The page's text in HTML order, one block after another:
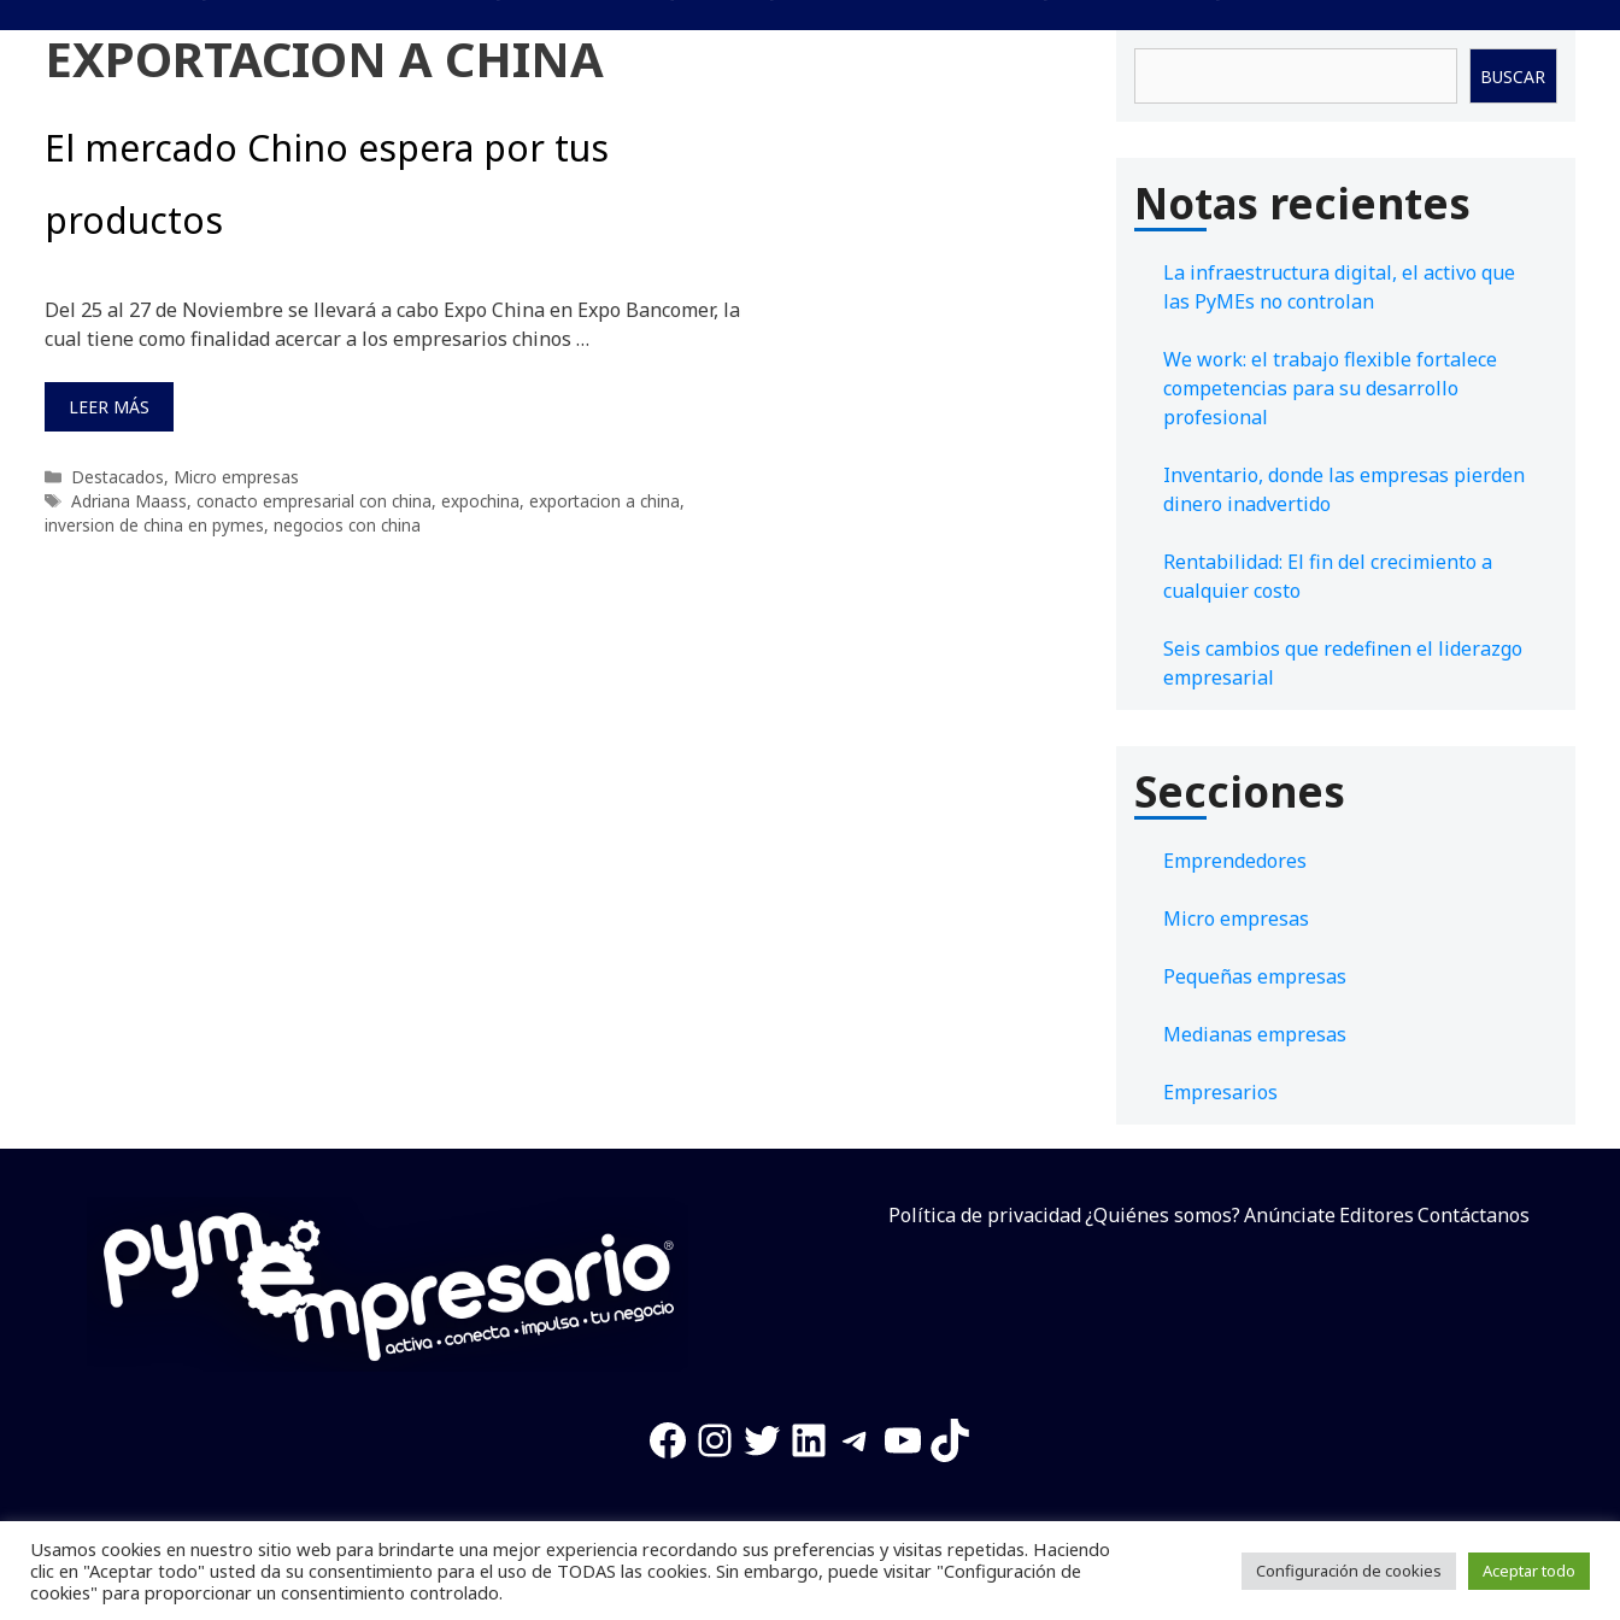
EXPORTACION A CHINA
El mercado Chino espera por tus
productos
Del 25 al 27 de Noviembre se llevará a cabo Expo China en Expo Bancomer, la
cual tiene como finalidad acercar a los empresarios chinos …
LEER MÁS
Categorías
Destacados, Micro empresas
Etiquetas
Adriana Maass, conacto empresarial con china, expochina, exportacion a china,
inversion de china en pymes, negocios con china
BUSCAR
Notas recientes
La infraestructura digital, el activo que
las PyMEs no controlan
We work: el trabajo flexible fortalece
competencias para su desarrollo
profesional
Inventario, donde las empresas pierden
dinero inadvertido
Rentabilidad: El fin del crecimiento a
cualquier costo
Seis cambios que redefinen el liderazgo
empresarial
Secciones
Emprendedores
Micro empresas
Pequeñas empresas
Medianas empresas
Empresarios
Política de privacidad¿Quiénes somos?AnúnciateEditoresContáctanos
Facebook
Instagram
Twitter
LinkedIn
Telegram
YouTube
TikTok
Pymempresario © 2025 Todos los derechos reservados. Se prohibe el uso de la información total o parcial sin dar referencia a la fuente.
Desarrollado poryalla ya!
Usamos cookies en nuestro sitio web para brindarte una mejor experiencia recordando sus preferencias y visitas repetidas. Haciendo
clic en "Aceptar todo" usted da su consentimiento para el uso de TODAS las cookies. Sin embargo, puede visitar "Configuración de
cookies" para proporcionar un consentimiento controlado.
Configuración de cookies Aceptar todo